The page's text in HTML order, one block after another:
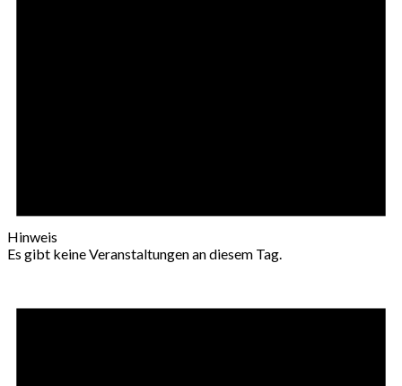
Hinweis
Es gibt keine Veranstaltungen an diesem Tag.